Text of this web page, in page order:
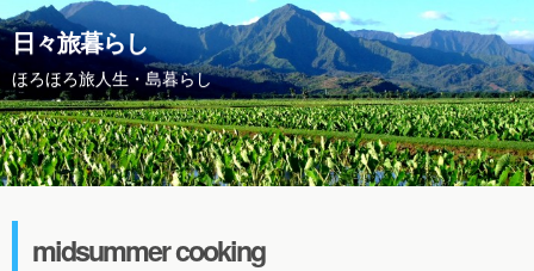
日々旅暮らし
ほろほろ旅人生・島暮らし
midsummer cooking